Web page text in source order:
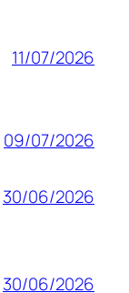
11/07/2026
09/07/2026
30/06/2026
30/06/2026